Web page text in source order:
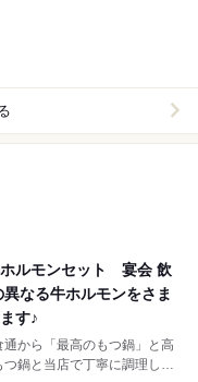
ホルモンセット 宴会 飲
なる牛ホルモンをさま
す♪
から「最高のもつ鍋」と高
鍋と当店で丁寧に調理した